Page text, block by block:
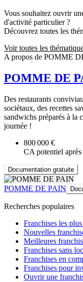
Vous souhaitez ouvrir
d'activité particulier ?
Découvrez toutes les
Voir toutes les
A propos de POMME
POMME DE
Des restaurants
sociétaux, des recettes
sandwichs préparés à la
journée !
800 000 €
CA potentiel après
Documentation gratuite
POMME DE PAIN
Recherches populaires
Franchises les
Nouvelles
Meilleures
Franchises sans
Franchises en
Franchises pour
Ouvrir une